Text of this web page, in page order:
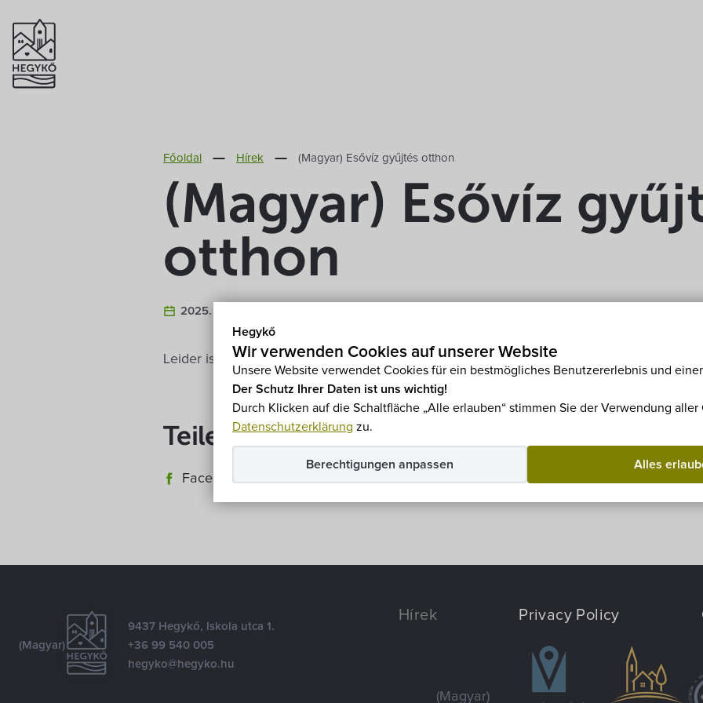
Hegykő
Wir verwenden Cookies auf unserer Website
Unsere Website verwendet Cookies für ein bestmögliches Benutzererlebnis und
Der Schutz Ihrer Daten ist uns wichtig!
Durch Klicken auf die Schaltfläche „Alle erlauben“ stimmen Sie der Verwendung
Datenschutzerklärung zu.
Alles
Berechtigungen anpassen
Főoldal Hírek (Magyar) Esővíz gyűjtés otthon
(Magyar) Esővíz
otthon
2025. Februar 14.
Leider ist der Eintrag nur aufMagyarverfügbar.
Teilen
Facebook
(Magyar)
9437 Hegykő, Iskola utca 1.
+36 99 540 005
hegyko@hegyko.hu
Hírek Privacy Policy
(Magyar)